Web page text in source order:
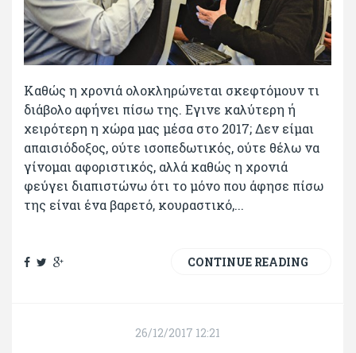
Καθώς η χρονιά ολοκληρώνεται σκεφτόμουν τι
διάβολο αφήνει πίσω της. Εγινε καλύτερη ή
χειρότερη η χώρα μας μέσα στο 2017; Δεν είμαι
απαισιόδοξος, ούτε ισοπεδωτικός, ούτε θέλω να
γίνομαι αφοριστικός, αλλά καθώς η χρονιά
φεύγει διαπιστώνω ότι το μόνο που άφησε πίσω
της είναι ένα βαρετό, κουραστικό,...
CONTINUE READING
26/12/2017 12:21